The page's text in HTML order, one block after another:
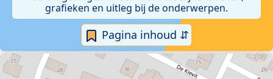
grafieken en uitleg bij de onderwerpen.
Pagina inhoud ⇵